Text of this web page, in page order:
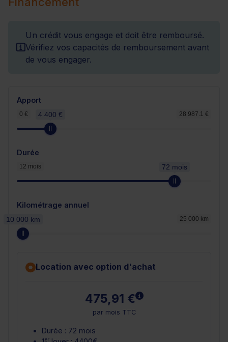
Un crédit vous engage et doit être remboursé.
Vérifiez vos capacités de remboursement avant
de vous engager.
Apport
0 € 28 987.1 €
4 400 €
Durée
12 mois 72 mois
Kilométrage annuel
25 000 km
10 000 km
Location avec option d'achat
475,91 € En savoir plus
par mois TTC
Durée : 72 mois
er